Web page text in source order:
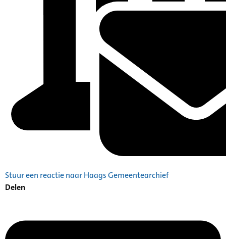
Stuur een reactie naar Haags Gemeentearchief
Delen